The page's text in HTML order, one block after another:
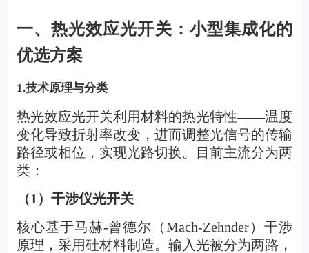
一、热光效应光开关：小型集成化的
优选方案
1.技术原理与分类
热光效应光开关利用材料的热光特性——温度
变化导致折射率改变，进而调整光信号的传输
路径或相位，实现光路切换。目前主流分为两
类：
（1）干涉仪光开关
核心基于马赫-曾德尔（Mach-Zehnder）干涉
原理，采用硅材料制造。输入光被分为两路，